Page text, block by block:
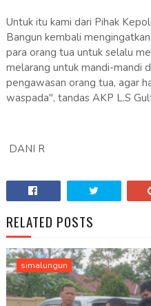
Untuk itu kami dari Pihak
Bangun kembali
para orang tua untuk selalu
melarang untuk mandi-mandi
pengawasan orang tua, agar
waspada", tandas AKP L.S
DANI R
RELATED POSTS
simalungun